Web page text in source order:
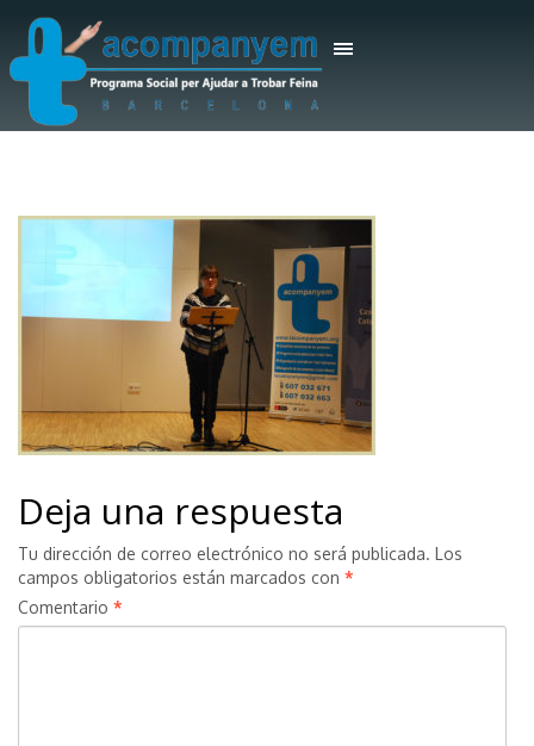
Deja una respuesta
Tu dirección de correo electrónico no será publicada. Los
campos obligatorios están marcados con *
Comentario *